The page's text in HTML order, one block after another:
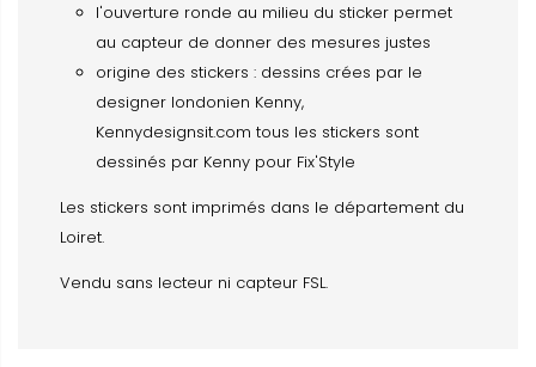
l'ouverture ronde au milieu du sticker permet
au capteur de donner des mesures justes
origine des stickers : dessins crées par le
designer londonien Kenny,
Kennydesignsit.com tous les stickers sont
dessinés par Kenny pour Fix'Style
Les stickers sont imprimés dans le département du
Loiret.
Vendu sans lecteur ni capteur FSL.